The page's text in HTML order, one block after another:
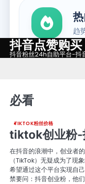
Skip抖音点赞购买
抖音粉丝24h自助平台-抖
必看
TIKTOK粉丝价格
tiktok创业粉-
在抖音的浪潮中，创业者
（TikTok）无疑成为了现
希望通过这个平台实现自
禁要问：抖音创业粉，他